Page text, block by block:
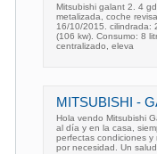
Mitsubishi galant 2. 4
metalizada, coche
16/10/2015. cilindrada:
(106 kw). Consumo: 8
centralizado, eleva
MITSUBISHI -
Hola vendo Mitsubishi
al día y en la casa,
perfectas condiciones
por necesidad. Un